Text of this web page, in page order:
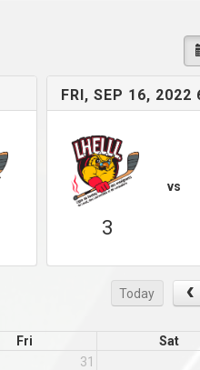
FRI, SEP 16, 2022
3
vs
Today
Fri
Sat
31